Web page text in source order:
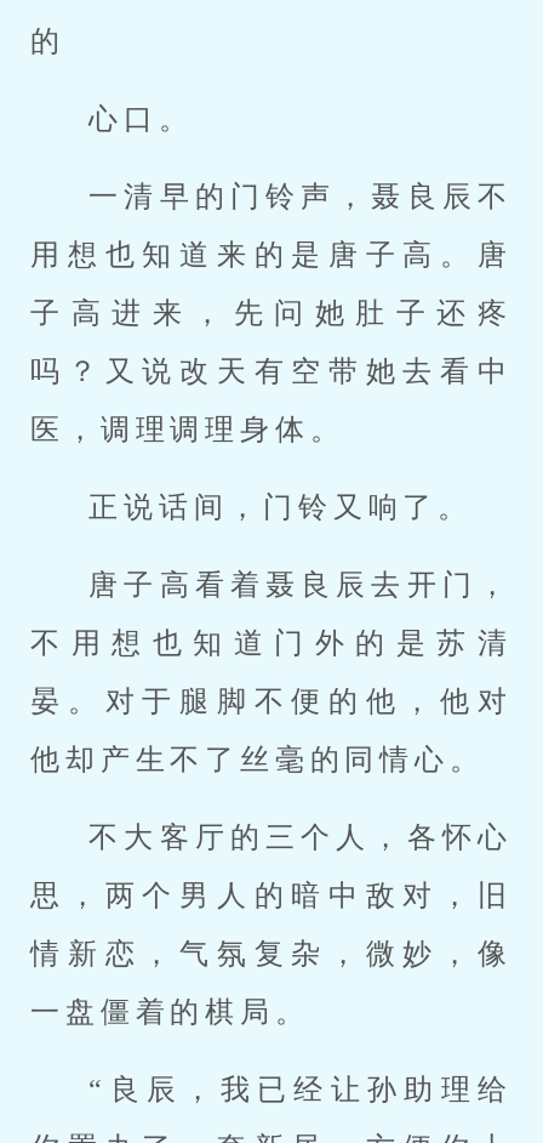
的
心口。
一清早的门铃声，聂良辰不
用想也知道来的是唐子高。唐
子高进来，先问她肚子还疼
吗？又说改天有空带她去看中
医，调理调理身体。
正说话间，门铃又响了。
唐子高看着聂良辰去开门，
不用想也知道门外的是苏清
晏。对于腿脚不便的他，他对
他却产生不了丝毫的同情心。
不大客厅的三个人，各怀心
思，两个男人的暗中敌对，旧
情新恋，气氛复杂，微妙，像
一盘僵着的棋局。
“良辰，我已经让孙助理给